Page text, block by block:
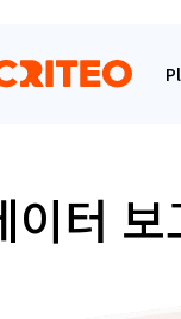
이터 보